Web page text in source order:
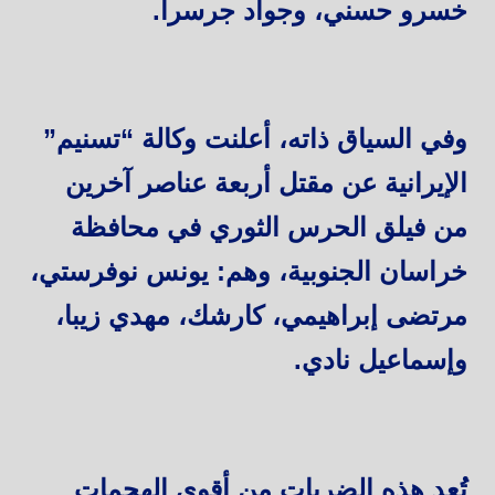
خسرو حسني، وجواد جرسرا.
وفي السياق ذاته، أعلنت وكالة “تسنيم”
الإيرانية عن مقتل أربعة عناصر آخرين
من فيلق الحرس الثوري في محافظة
خراسان الجنوبية، وهم: يونس نوفرستي،
مرتضى إبراهيمي، كارشك، مهدي زيبا،
وإسماعيل نادي.
تُعد هذه الضربات من أقوى الهجمات